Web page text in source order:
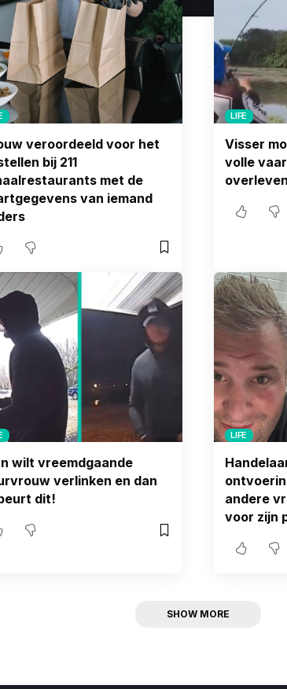
veroordeeld voor het
bij 211
met de
van iemand
LIFE
Visser
volle
overleven
wilt vreemdgaande
verlinken en dan
dit!
LIFE
andere
voor zijn
SHOW MORE